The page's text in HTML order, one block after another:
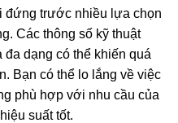
đứng trước nhiều lựa chọn
Các thông số kỹ thuật
dạng có thể khiến quá
Bạn có thể lo lắng về việc
phù hợp với nhu cầu của
suất tốt.